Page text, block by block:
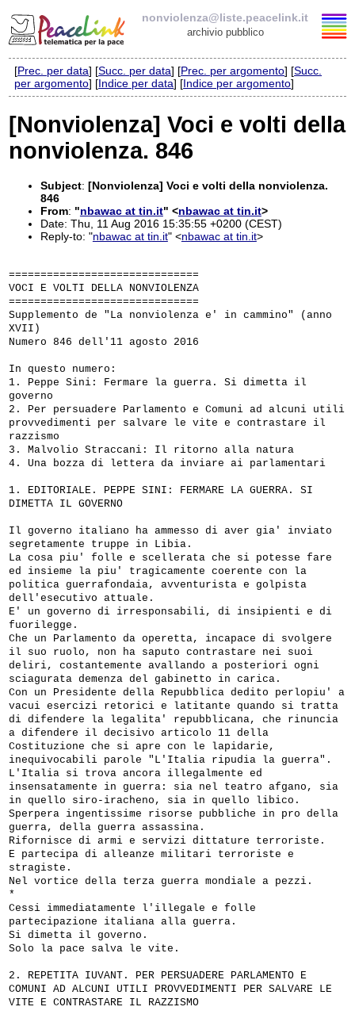
nonviolenza@liste.peacelink.it
archivio pubblico
Elenco delle liste
Policy delle liste di PeaceLink
Informativa sulla privacy
Richieste di rimozione
[Prec. per data] [Succ. per data] [Prec. per argomento] [Succ.
per argomento] [Indice per data] [Indice per argomento]
[Nonviolenza] Voci e volti della
nonviolenza. 846
Subject: [Nonviolenza] Voci e volti della nonviolenza.
846
From: "nbawac at tin.it" <nbawac at tin.it>
Date: Thu, 11 Aug 2016 15:35:55 +0200 (CEST)
Reply-to: "nbawac at tin.it" <nbawac at tin.it>
==============================
VOCI E VOLTI DELLA NONVIOLENZA
==============================
Supplemento de "La nonviolenza e' in cammino" (anno
XVII)
Numero 846 dell'11 agosto 2016
In questo numero:
1. Peppe Sini: Fermare la guerra. Si dimetta il
governo
2. Per persuadere Parlamento e Comuni ad alcuni utili
provvedimenti per salvare le vite e contrastare il
razzismo
3. Malvolio Straccani: Il ritorno alla natura
4. Una bozza di lettera da inviare ai parlamentari
1. EDITORIALE. PEPPE SINI: FERMARE LA GUERRA. SI
DIMETTA IL GOVERNO
Il governo italiano ha ammesso di aver gia' inviato
segretamente truppe in Libia.
La cosa piu' folle e scellerata che si potesse fare
ed insieme la piu' tragicamente coerente con la
politica guerrafondaia, avventurista e golpista
dell'esecutivo attuale.
E' un governo di irresponsabili, di insipienti e di
fuorilegge.
Che un Parlamento da operetta, incapace di svolgere
il suo ruolo, non ha saputo contrastare nei suoi
deliri, costantemente avallando a posteriori ogni
sciagurata demenza del gabinetto in carica.
Con un Presidente della Repubblica dedito perlopiu' a
vacui esercizi retorici e latitante quando si tratta
di difendere la legalita' repubblicana, che rinuncia
a difendere il decisivo articolo 11 della
Costituzione che si apre con le lapidarie,
inequivocabili parole "L'Italia ripudia la guerra".
L'Italia si trova ancora illegalmente ed
insensatamente in guerra: sia nel teatro afgano, sia
in quello siro-iracheno, sia in quello libico.
Sperpera ingentissime risorse pubbliche in pro della
guerra, della guerra assassina.
Rifornisce di armi e servizi dittature terroriste.
E partecipa di alleanze militari terroriste e
stragiste.
Nel vortice della terza guerra mondiale a pezzi.
*
Cessi immediatamente l'illegale e folle
partecipazione italiana alla guerra.
Si dimetta il governo.
Solo la pace salva le vite.
2. REPETITA IUVANT. PER PERSUADERE PARLAMENTO E
COMUNI AD ALCUNI UTILI PROVVEDIMENTI PER SALVARE LE
VITE E CONTRASTARE IL RAZZISMO